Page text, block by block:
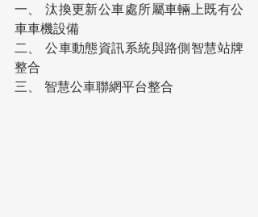
一、 汰換更新公車處所屬車輛上既有公
車車機設備
二、 公車動態資訊系統與路側智慧站牌
整合
三、 智慧公車聯網平台整合